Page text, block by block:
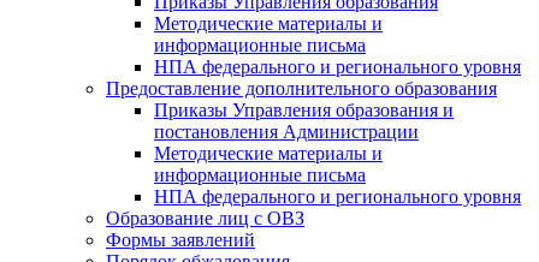
Методические материалы и
информационные письма
НПА федерального и регионального уровня
Предоставление дополнительного образования
Приказы Управления образования и
постановления Администрации
Методические материалы и
информационные письма
НПА федерального и регионального уровня
Образование лиц с ОВЗ
Формы заявлений